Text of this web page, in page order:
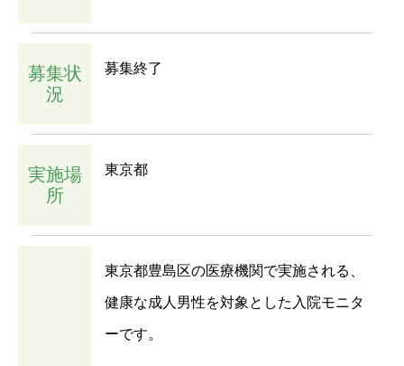
募集状
況
募集終了
実施場
所
東京都
東京都豊島区の医療機関で実施される、
健康な成人男性を対象とした入院モニタ
ーです。